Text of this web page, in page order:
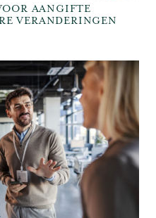
AANGIFTE
VERANDERINGEN